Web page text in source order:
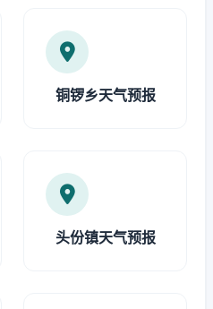
铜锣乡天气预报
头份镇天气预报